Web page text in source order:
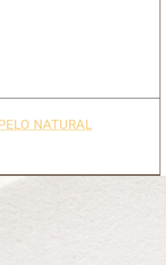
NATURAL